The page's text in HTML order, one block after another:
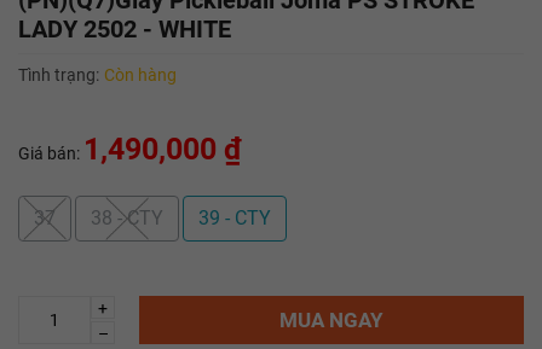
LADY 2502 - WHITE
Tình trạng: Còn hàng
Giá bán: 1,490,000 ₫
37 38 - CTY 39 - CTY
+
–
MUA NGAY